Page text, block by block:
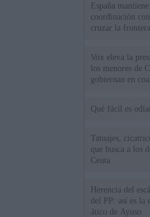
España
coordinación
cruzar la
Vox eleva la
los menores de
gobiernan en
Qué fácil es
Tatuajes,
que busca a los
Ceuta
Herencia del
del PP: así es la
ático de Ayuso